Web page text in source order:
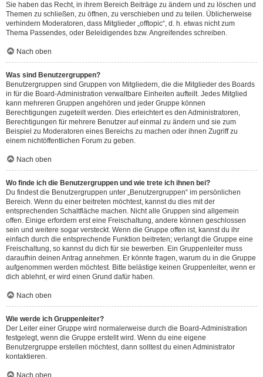
Sie haben das Recht, in ihrem Bereich Beiträge zu ändern und zu löschen und
Themen zu schließen, zu öffnen, zu verschieben und zu teilen. Üblicherweise
verhindern Moderatoren, dass Mitglieder „offtopic“, d. h. etwas nicht zum
Thema Passendes, oder Beleidigendes bzw. Angreifendes schreiben.
Nach oben
Was sind Benutzergruppen?
Benutzergruppen sind Gruppen von Mitgliedern, die die Mitglieder des Boards
in für die Board-Administration verwaltbare Einheiten aufteilt. Jedes Mitglied
kann mehreren Gruppen angehören und jeder Gruppe können
Berechtigungen zugeteilt werden. Dies erleichtert es den Administratoren,
Berechtigungen für mehrere Benutzer auf einmal zu ändern und sie zum
Beispiel zu Moderatoren eines Bereichs zu machen oder ihnen Zugriff zu
einem nichtöffentlichen Forum zu geben.
Nach oben
Wo finde ich die Benutzergruppen und wie trete ich ihnen bei?
Du findest die Benutzergruppen unter „Benutzergruppen“ im persönlichen
Bereich. Wenn du einer beitreten möchtest, kannst du dies mit der
entsprechenden Schaltfläche machen. Nicht alle Gruppen sind allgemein
offen. Einige erfordern erst eine Freischaltung, andere können geschlossen
sein und weitere sogar versteckt. Wenn die Gruppe offen ist, kannst du ihr
einfach durch die entsprechende Funktion beitreten; verlangt die Gruppe eine
Freischaltung, so kannst du dich für sie bewerben. Ein Gruppenleiter muss
daraufhin deinen Antrag annehmen. Er könnte fragen, warum du in die Gruppe
aufgenommen werden möchtest. Bitte belästige keinen Gruppenleiter, wenn er
dich ablehnt, er wird einen Grund dafür haben.
Nach oben
Wie werde ich Gruppenleiter?
Der Leiter einer Gruppe wird normalerweise durch die Board-Administration
festgelegt, wenn die Gruppe erstellt wird. Wenn du eine eigene
Benutzergruppe erstellen möchtest, dann solltest du einen Administrator
kontaktieren.
Nach oben